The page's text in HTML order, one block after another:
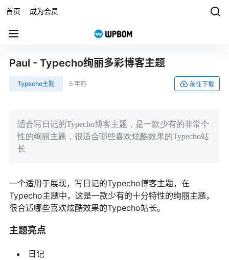
首页 成为会员
Paul - Typecho绚丽多彩博客主题
Typecho主题 6 年前 前往下载
适合写日记的Typecho博客主题，是一款少有的非常个
性的绚丽主题，很适合哪些喜欢炫酷效果的Typecho站
长
一个适用于展现，写日记的Typecho博客主题，在
Typecho主题中，这是一款少有的十分特性的绚丽主题，
很合适哪些喜欢炫酷效果的Typecho站长。
主题亮点
日记